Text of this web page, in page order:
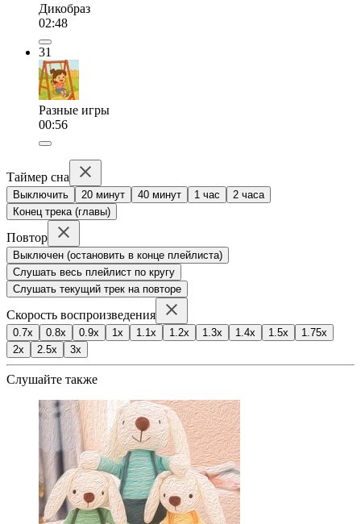
Дикобраз
02:48
31
Разные игры
00:56
Таймер сна
Выключить 20 минут 40 минут 1 час
2 часа
Конец трека (главы)
Повтор
Выключен (остановить в конце плейлиста)
Слушать весь плейлист по кругу
Слушать текущий трек на повторе
Скорость воспроизведения
0.7x 0.8x 0.9x 1x 1.1x 1.2x 1.3x 1.4x 1.5x
1.75x
2x
2.5x 3x
Слушайте также